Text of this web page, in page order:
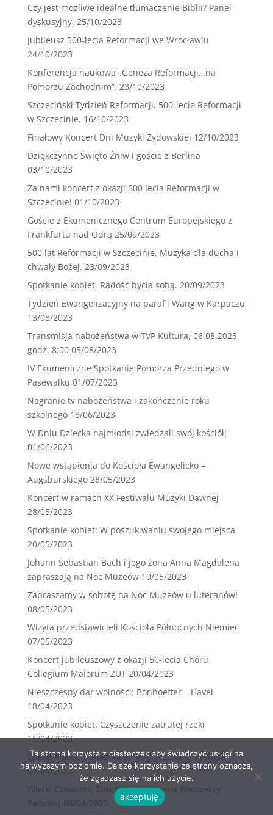
Czy jest możliwe idealne tłumaczenie Biblii? Panel
dyskusyjny. 25/10/2023
Jubileusz 500-lecia Reformacji we Wrocławiu
24/10/2023
Konferencja naukowa „Geneza Reformacji…na
Pomorzu Zachodnim”. 23/10/2023
Szczeciński Tydzień Reformacji. 500-lecie Reformacji
w Szczecinie. 16/10/2023
Finałowy Koncert Dni Muzyki Żydowskiej 12/10/2023
Dziękczynne Święto Żniw i goście z Berlina
03/10/2023
Za nami koncert z okazji 500 lecia Reformacji w
Szczecinie! 01/10/2023
Goście z Ekumenicznego Centrum Europejskiego z
Frankfurtu nad Odrą 25/09/2023
500 lat Reformacji w Szczecinie. Muzyka dla ducha i
chwały Bożej. 23/09/2023
Spotkanie kobiet. Radość bycia sobą. 20/09/2023
Tydzień Ewangelizacyjny na parafii Wang w Karpaczu
13/08/2023
Transmisja nabożeństwa w TVP Kultura, 06.08.2023,
godz. 8:00 05/08/2023
IV Ekumeniczne Spotkanie Pomorza Przedniego w
Pasewalku 01/07/2023
Nagranie tv nabożeństwa i zakończenie roku
szkolnego 18/06/2023
W Dniu Dziecka najmłodsi zwiedzali swój kościół!
01/06/2023
Nowe wstąpienia do Kościoła Ewangelicko –
Augsburskiego 28/05/2023
Koncert w ramach XX Festiwalu Muzyki Dawnej
28/05/2023
Spotkanie kobiet: W poszukiwaniu swojego miejsca
20/05/2023
Johann Sebastian Bach i jego żona Anna Magdalena
zapraszają na Noc Muzeów 10/05/2023
Zapraszamy w sobotę na Noc Muzeów u luteranów!
08/05/2023
Wizyta przedstawicieli Kościoła Północnych Niemiec
07/05/2023
Koncert jubileuszowy z okazji 50-lecia Chóru
Collegium Maiorum ZUT 20/04/2023
Nieszczęsny dar wolności: Bonhoeffer – Havel
18/04/2023
Spotkanie kobiet: Czyszczenie zatrutej rzeki
16/04/2023
Wielki Piątek, pamiątka śmierci Jezusa Chrystusa
07/04/2023
Wielki Czwartek. Dzień Ustanowienia Wieczerzy
Ta strona korzysta z ciasteczek aby świadczyć usługi na
najwyższym poziomie. Dalsze korzystanie ze strony oznacza,
że zgadzasz się na ich użycie.
akceptuję